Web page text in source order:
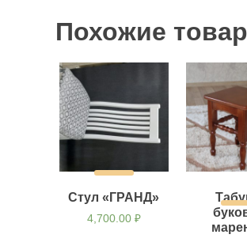
Похожие
Стул «ГРАНД»
4,700.00 ₽